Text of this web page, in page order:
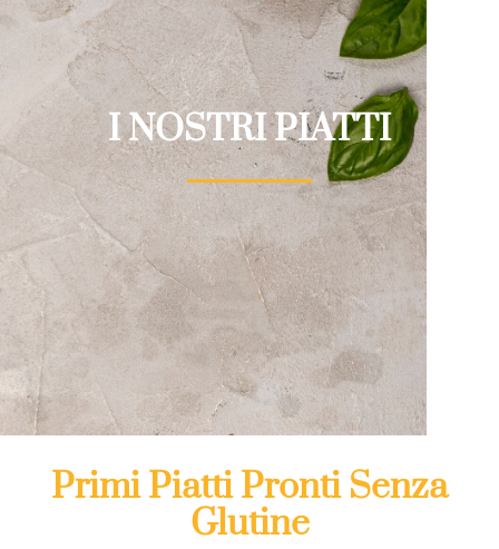
I NOSTRI PIATTI
Primi Piatti Pronti Senza
Glutine